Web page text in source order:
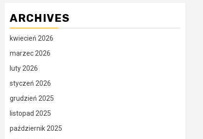
ARCHIVES
kwiecień 2026
marzec 2026
luty 2026
styczeń 2026
grudzień 2025
listopad 2025
październik 2025